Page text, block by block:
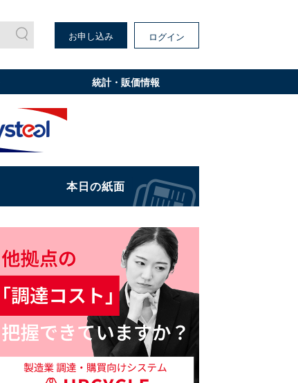
お申し込み ログイン
統計・販価情報